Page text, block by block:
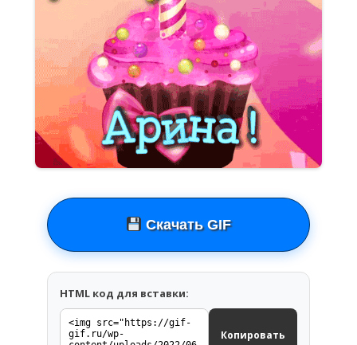
Скачать GIF
HTML код для вставки:
Копировать